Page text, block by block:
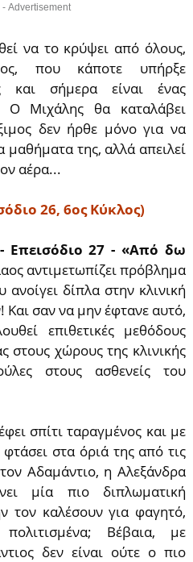
- Advertisement
να το κρύψει από όλους,
που κάποτε υπήρξε
και σήμερα είναι ένας
Ο Μιχάλης θα καταλάβει
δεν ήρθε μόνο για να
μαθήματα της, αλλά απειλεί
αέρα...
26, 6ος Κύκλος)
Επεισόδιο 27 - «Από δω
αντιμετωπίζει πρόβλημα
δίπλα στην κλινική
Και σαν να μην έφτανε αυτό,
επιθετικές μεθόδους
στους χώρους της κλινικής
στους ασθενείς του
σπίτι ταραγμένος και με
στα όριά της από τις
Αδαμάντιο, η Αλεξάνδρα
μία πιο διπλωματική
τον καλέσουν για φαγητό,
Βέβαια, με
δεν είναι ούτε ο πιο